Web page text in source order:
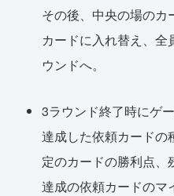
その後、中央の場の
カードに入れ替え、全
ウンドへ。
3ラウンド終了時にゲー
達成した依頼カードの
定のカードの勝利点、
達成の依頼カードのマ